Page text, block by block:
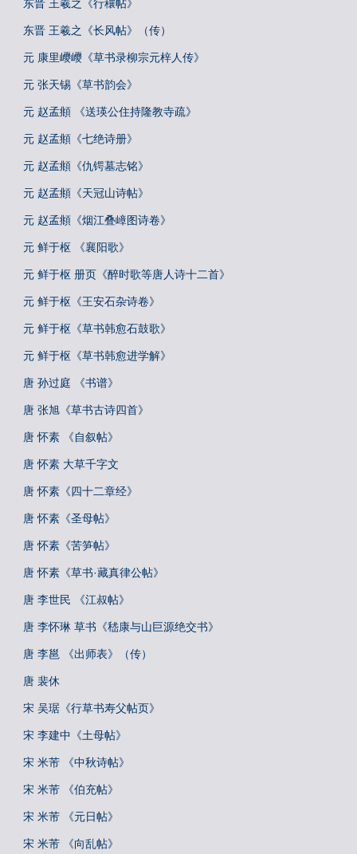
东晋 王羲之《行穰帖》
东晋 王羲之《长风帖》（传）
元 康里巎巎《草书录柳宗元梓人传》
元 张天锡《草书韵会》
元 赵孟頫 《送瑛公住持隆教寺疏》
元 赵孟頫《七绝诗册》
元 赵孟頫《仇锷墓志铭》
元 赵孟頫《天冠山诗帖》
元 赵孟頫《烟江叠嶂图诗卷》
元 鲜于枢 《襄阳歌》
元 鲜于枢 册页《醉时歌等唐人诗十二首》
元 鲜于枢《王安石杂诗卷》
元 鲜于枢《草书韩愈石鼓歌》
元 鲜于枢《草书韩愈进学解》
唐 孙过庭 《书谱》
唐 张旭《草书古诗四首》
唐 怀素 《自叙帖》
唐 怀素 大草千字文
唐 怀素《四十二章经》
唐 怀素《圣母帖》
唐 怀素《苦笋帖》
唐 怀素《草书·藏真律公帖》
唐 李世民 《江叔帖》
唐 李怀琳 草书《嵇康与山巨源绝交书》
唐 李邕 《出师表》（传）
唐 裴休
宋 吴琚《行草书寿父帖页》
宋 李建中《土母帖》
宋 米芾 《中秋诗帖》
宋 米芾 《伯充帖》
宋 米芾 《元日帖》
宋 米芾 《向乱帖》